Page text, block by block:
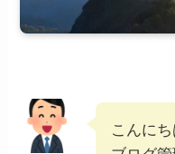
こんにち